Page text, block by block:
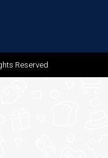
Reserved